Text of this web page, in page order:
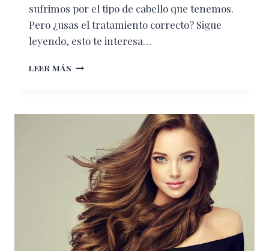
sufrimos por el tipo de cabello que tenemos.
Pero ¿usas el tratamiento correcto? Sigue
leyendo, esto te interesa…
LEER MÁS ¡ODIO